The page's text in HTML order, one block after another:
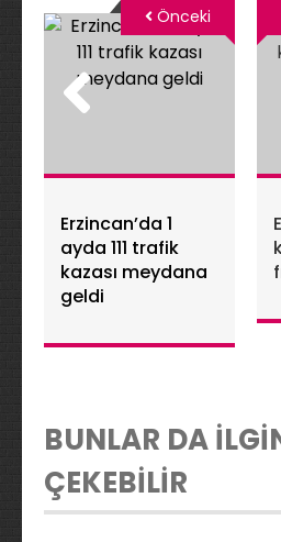
Erzincan’da 1
ayda 111 trafik
kazası meydana
geldi
Önceki
BUNLAR DA
ÇEKEBİLİR